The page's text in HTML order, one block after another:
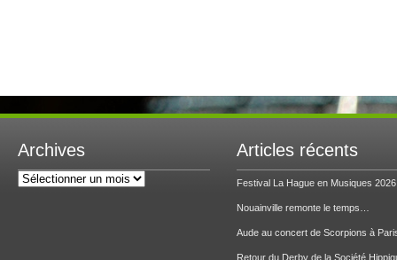
Archives
Archives
Articles récents
Festival La Hague en Musiques 2026
Nouainville remonte le temps…
Aude au concert de Scorpions à
Retour du Derby de la Société